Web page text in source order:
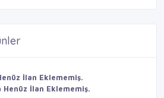
İlan Eklememiş.
Henüz İlan Eklememiş.